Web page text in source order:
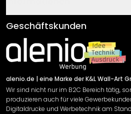
Klebe- und
Newsletter An-/Abmeldung
Sendungsverfolgung
AGB
Impressum
Versand & Zahlung
Rücksendung
Widerrufsrecht
Datenschutzerklärung
Geschäftskunden
alenio.de | eine Marke der K&L Wall-Art
Wir sind nicht nur im B2C Bereich tätig,
produzieren auch für viele
Digitaldrucke und Werbetechnik am